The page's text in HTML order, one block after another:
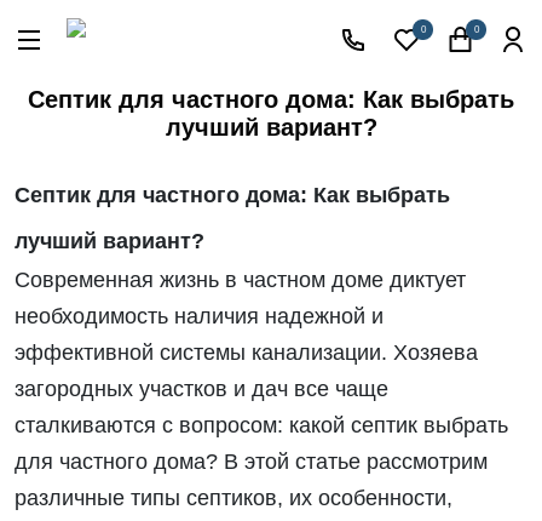
0 0
Акции
скважины
питьевой
воды
Водоподготовка
для дома и
коттеджа
Септики
для
дома
погреба
Электрические
Обогреватели
Септик для частного дома: Как выбрать
лучший вариант?
Септик для частного дома: Как выбрать
лучший вариант?
Современная жизнь в частном доме диктует
необходимость наличия надежной и
эффективной системы канализации. Хозяева
загородных участков и дач все чаще
сталкиваются с вопросом: какой септик выбрать
для частного дома? В этой статье рассмотрим
различные типы септиков, их особенности,